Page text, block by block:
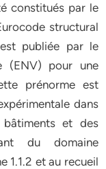
constitués par le
structural
publiée par le
(ENV) pour une
prénorme est
dans
et des
du domaine
1.1.2 et au recueil